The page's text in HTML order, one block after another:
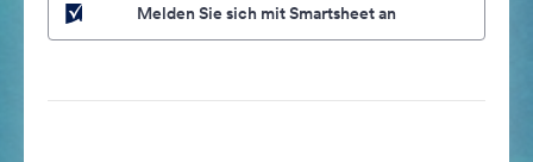
Melden Sie sich mit Smartsheet an